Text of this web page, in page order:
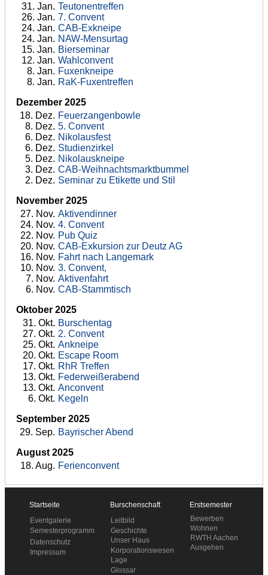
31. Jan. Teutonentreffen
26. Jan. 7. Convent
24. Jan. CAB-Exkneipe
24. Jan. NAW-Mensurtag
15. Jan. Bierseminar
12. Jan. Wahlconvent
8. Jan. Fuxenkneipe
8. Jan. RaK-Fuxentreffen
Dezember 2025
18. Dez. Feuerzangenbowle
8. Dez. 5. Convent
6. Dez. Nikolausfest
6. Dez. Studienzirkel
5. Dez. Nikolauskneipe
3. Dez. CAB-Weihnachtsmarktbummel
2. Dez. Seminar zu Etikette und Stil
November 2025
27. Nov. Aktivendinner
24. Nov. 4. Convent
22. Nov. Pub Quiz
20. Nov. CAB-Exkursion zur Deutz AG
16. Nov. Fahrt nach Langemark
10. Nov. 3. Convent,
7. Nov. Aktivenfahrt
6. Nov. CAB-Stammtisch
Oktober 2025
31. Okt. Burschentag
27. Okt. 2. Convent
25. Okt. Ankneipe
20. Okt. Escape Room
17. Okt. RhR Treffen
13. Okt. Federweißerabend
13. Okt. Anconvent
6. Okt. Kegeln
September 2025
29. Sep. Bayrischer Abend
August 2025
18. Aug. Ferienconvent
Startseite
Eventgalerie
Semesterprogramm
Datenschutz
Impressum
Burschenschaft
Leitbild
Geschichte
Unser Haus
Korporationswesen
Lage
Glossar
Erstsemester
Bewerben
Wohnen
RWTH Aachen
Ausgehen